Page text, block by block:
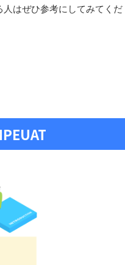
はぜひ参考にしてみてくだ